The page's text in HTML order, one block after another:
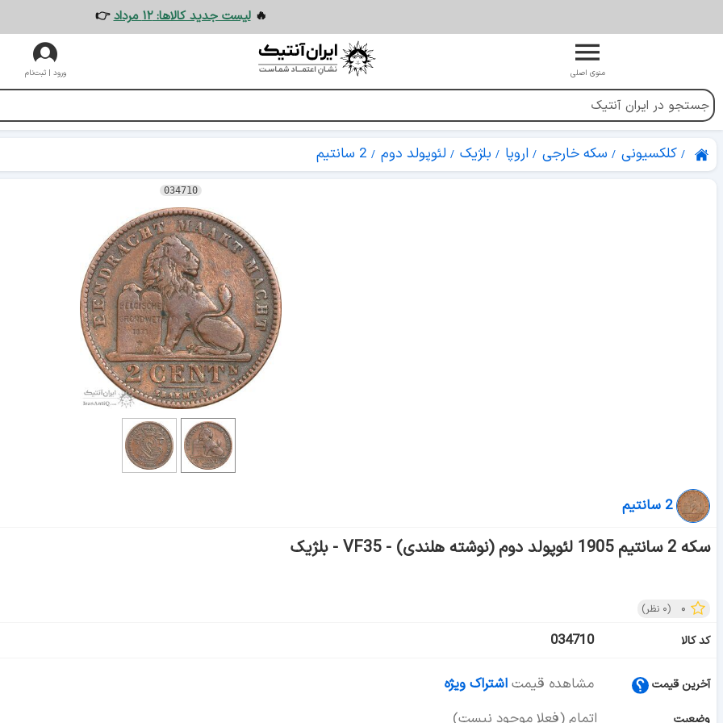
🔥لیست جدید کالاها: ۱۲ مرداد 👉
منوی اصلی ورود | ثبت‌نام
کلکسیونی سکه خارجی اروپا بلژیک لئوپولد دوم 2 سانتیم
034710
2 سانتیم
سکه 2 سانتیم 1905 لئوپولد دوم (نوشته هلندی) - VF35 - بلژیک
۰ (۰ نظر)
کد کالا
034710
آخرین قیمت مشاهده قیمت اشتراک ویژه
اتمام (فعلا موجود نیست)